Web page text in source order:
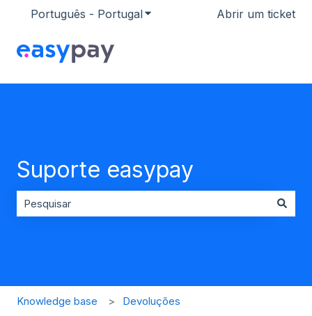
Português - PortugalMostrar submenu para
Abrir um ticket
Suporte easypay
Knowledge base Devoluções